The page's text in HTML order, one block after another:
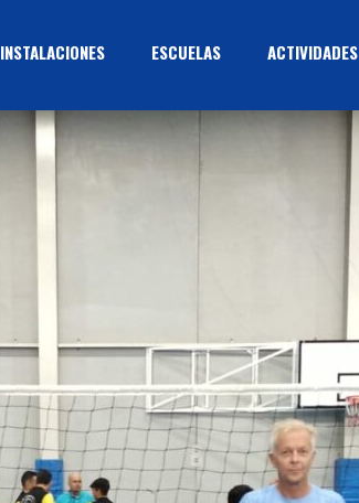
INSTALACIONES ESCUELAS ACTIVIDADES